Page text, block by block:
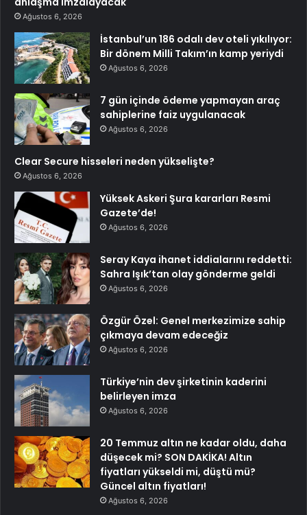
Ağustos 6, 2026
İstanbul’un 186 odalı dev oteli yıkılıyor:
Bir dönem Milli Takım’ın kamp yeriydi
Ağustos 6, 2026
7 gün içinde ödeme yapmayan araç
sahiplerine faiz uygulanacak
Ağustos 6, 2026
Clear Secure hisseleri neden yükselişte?
Ağustos 6, 2026
Yüksek Askeri Şura kararları Resmi
Gazete’de!
Ağustos 6, 2026
Seray Kaya ihanet iddialarını reddetti:
Sahra Işık’tan olay gönderme geldi
Ağustos 6, 2026
Özgür Özel: Genel merkezimize sahip
çıkmaya devam edeceğiz
Ağustos 6, 2026
Türkiye’nin dev şirketinin kaderini
belirleyen imza
Ağustos 6, 2026
20 Temmuz altın ne kadar oldu, daha
düşecek mi? SON DAKİKA! Altın
fiyatları yükseldi mi, düştü mü?
Güncel altın fiyatları!
Ağustos 6, 2026